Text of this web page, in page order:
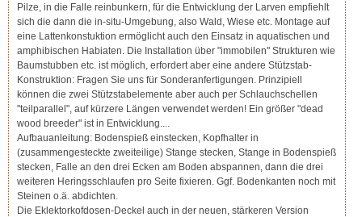
Pilze, in die Falle reinbunkern, für die Entwicklung der Larven empfiehlt
sich die dann die in-situ-Umgebung, also Wald, Wiese etc. Montage auf
eine Lattenkonstuktion ermöglicht auch den Einsatz in aquatischen und
amphibischen Habiaten. Die Installation über "immobilen" Strukturen wie
Baumstubben etc. ist möglich, erfordert aber eine andere Stützstab-
Konstruktion: Fragen Sie uns für Sonderanfertigungen. Prinzipiell
können die zwei Stützstabelemente aber auch per Schlauchschellen
"teilparallel", auf kürzere Längen verwendet werden! Ein größer "dead
wood breeder" ist in Entwicklung....
Aufbauanleitung: Bodenspieß einstecken, Kopfhalter in
(zusammengesteckte zweiteilige) Stange stecken, Stange in Bodenspieß
stecken, Falle an den drei Ecken am Boden abspannen, dann die drei
weiteren Heringsschlaufen pro Seite fixieren. Ggf. Bodenkanten noch mit
Steinen o.ä. abdichten.
Die Eklektorkofdosen-Deckel auch in der neuen, stärkeren Version